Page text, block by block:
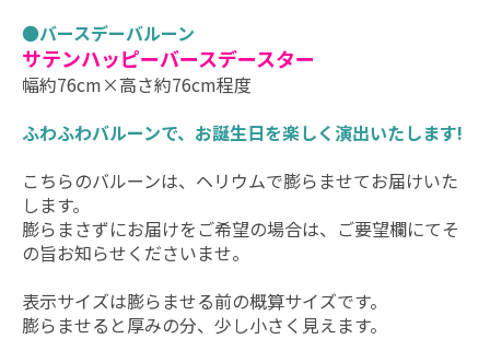
●バースデーバルーン
サテンハッピーバースデースター
幅約76cm×高さ約76cm程度
ふわふわバルーンで、お誕生日を楽しく演出いたします!
こちらのバルーンは、ヘリウムで膨らませてお届けいた
します。
膨らまさずにお届けをご希望の場合は、ご要望欄にてそ
の旨お知らせくださいませ。
表示サイズは膨らませる前の概算サイズです。
膨らませると厚みの分、少し小さく見えます。